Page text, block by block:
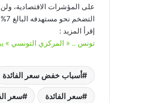
على المؤشرات الاقتصادية،
التضخم نحو مستهدفه البالغ 7% ± 2 نقطة مئوية في الربع الرابع من عام 2026.
إقرأ المزيد :
تونس .. « المركزي التونسي »
أسباب خفض سعر الفائدة
سعر الفائدة سعر